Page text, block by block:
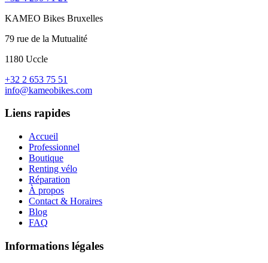
KAMEO Bikes Bruxelles
79 rue de la Mutualité
1180 Uccle
+32 2 653 75 51
info@kameobikes.com
Liens rapides
Accueil
Professionnel
Boutique
Renting vélo
Réparation
À propos
Contact & Horaires
Blog
FAQ
Informations légales